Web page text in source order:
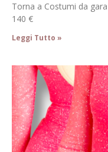
Torna a Costumi da
140 €
Leggi Tutto »